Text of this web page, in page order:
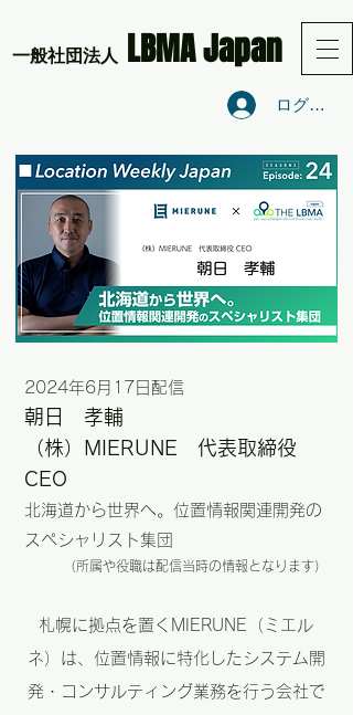
​一般社団法人 LBMA Japan
ログイン
2024年6月17日配信
朝日 孝輔
（株）
MIERUNE 代表取締役
CEO
北海道から世界へ。位置情報関連開発の
スペシャリスト集団​
（所属や役職は配信当時の情報となります）
札幌に拠点を置くMIERUNE（ミエル
ネ）は、位置情報に特化したシステム開
発・コンサルティング業務を行う会社で